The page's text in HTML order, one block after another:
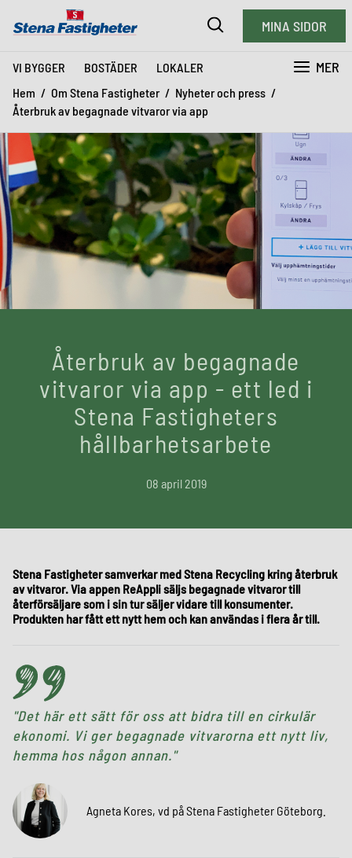
VI BYGGER BOSTÄDER LOKALER MER
MINA SIDOR
Hem Om Stena Fastigheter
Nyheter och press
Återbruk av begagnade vitvaror via app
Återbruk av begagnade
vitvaror via app - ett led i
Stena Fastigheters
hållbarhetsarbete
08 april 2019
Stena Fastigheter samverkar med Stena Recycling kring återbruk
av vitvaror. Via appen ReAppli säljs begagnade vitvaror till
återförsäljare som i sin tur säljer vidare till konsumenter.
Produkten har fått ett nytt hem och kan användas i flera år till.
Det här ett sätt för oss att bidra till en cirkulär
ekonomi. Vi ger begagnade vitvarorna ett nytt liv,
hemma hos någon annan.
Agneta Kores, vd på Stena Fastigheter Göteborg.